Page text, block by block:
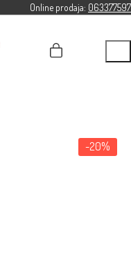
Online prodaja: 063377597
-20%